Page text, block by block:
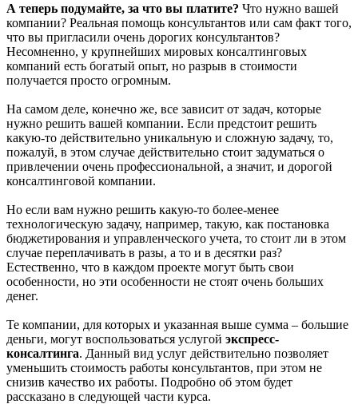
А теперь подумайте, за что вы платите? Что нужно вашей
компании? Реальная помощь консультантов или сам факт того,
что вы пригласили очень дорогих консультантов?
Несомненно, у крупнейших мировых консалтинговых
компаний есть богатый опыт, но разрыв в стоимости
получается просто огромным.
На самом деле, конечно же, все зависит от задач, которые
нужно решить вашей компании. Если предстоит решить
какую-то действительно уникальную и сложную задачу, то,
пожалуй, в этом случае действительно стоит задуматься о
привлечении очень профессиональной, а значит, и дорогой
консалтинговой компании.
Но если вам нужно решить какую-то более-менее
технологическую задачу, например, такую, как постановка
бюджетирования и управленческого учета, то стоит ли в этом
случае переплачивать в разы, а то и в десятки раз?
Естественно, что в каждом проекте могут быть свои
особенности, но эти особенности не стоят очень больших
денег.
Те компании, для которых и указанная выше сумма – большие
деньги, могут воспользоваться услугой экспресс-
консалтинга. Данный вид услуг действительно позволяет
уменьшить стоимость работы консультантов, при этом не
снизив качество их работы. Подробно об этом будет
рассказано в следующей части курса.